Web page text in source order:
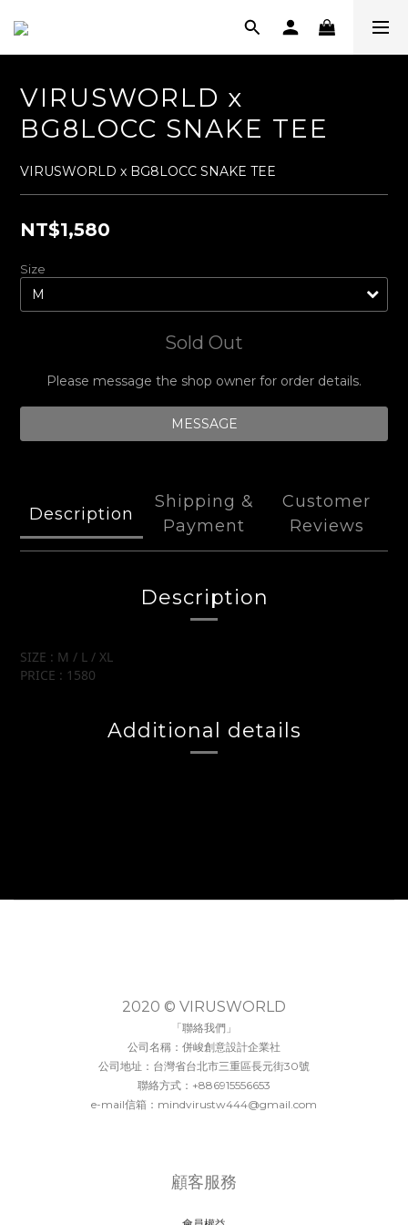
VIRUSWORLD x
BG8LOCC SNAKE TEE
VIRUSWORLD x BG8LOCC SNAKE TEE
NT$1,580
Size
Sold Out
Please message the shop owner for order details.
MESSAGE
Description
Shipping &
Payment
Customer
Reviews
Description
SIZE : M / L / XL
PRICE : 1580
Additional details
2020 © VIRUSWORLD
「聯絡我們」
公司名稱：併峻創意設計企業社
公司地址：台灣省台北市三重區長元街30號
聯絡方式：+886915556653
e-mail信箱：mindvirustw444@gmail.com
顧客服務